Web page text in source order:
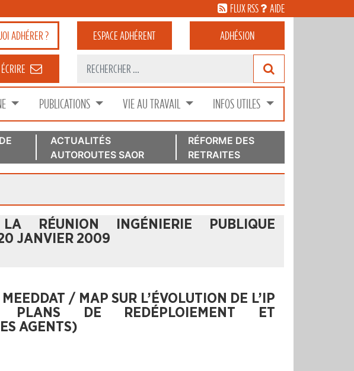
FLUX RSS AIDE
ADHÉRER ? ESPACEADHÉRENT ADHÉSION
PUBLICATIONS VIE AU TRAVAIL INFOS UTILES
ACTUALITÉS
AUTOROUTES SAOR
RÉFORME DES
RETRAITES
RÉUNION INGÉNIERIE PUBLIQUE
JANVIER 2009
/ MAP SUR L’ÉVOLUTION DE L’IP
PLANS DE REDÉPLOIEMENT ET
AGENTS)